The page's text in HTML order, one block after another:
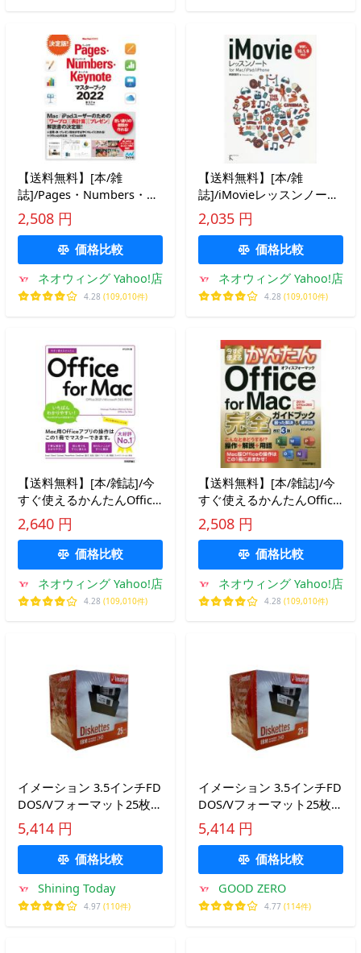
【送料無料】[本/雑
誌]/Pages・Numbers・
Keynoteマスターブック
2022 (MacFan)/東弘子/著
2,508 円
価格比較
ネオウィング Yahoo!店
4.28 (109,010件)
【送料無料】[本/雑
誌]/iMovieレッスンノート
for Mac/iPad/iPhone/阿部
信行/著
2,035 円
価格比較
ネオウィング Yahoo!店
4.28 (109,010件)
【送料無料】[本/雑誌]/今
すぐ使えるかんたんOffice
for Mac (Imasugu
Tsukaeru K
2,640 円
価格比較
ネオウィング Yahoo!店
4.28 (109,010件)
【送料無料】[本/雑誌]/今
すぐ使えるかんたんOffice
for Mac完全(コンプリート)
ガイドブック 困った
2,508 円
価格比較
ネオウィング Yahoo!店
4.28 (109,010件)
イメーション 3.5インチFD
DOS/Vフォーマット25枚入
紙箱×1 US仕様品 MF2HD-
WIN-25KS
5,414 円
価格比較
Shining Today
4.97 (110件)
イメーション 3.5インチFD
DOS/Vフォーマット25枚入
紙箱×1 US仕様品 MF2HD-
WIN-25KS
5,414 円
価格比較
GOOD ZERO
4.77 (114件)